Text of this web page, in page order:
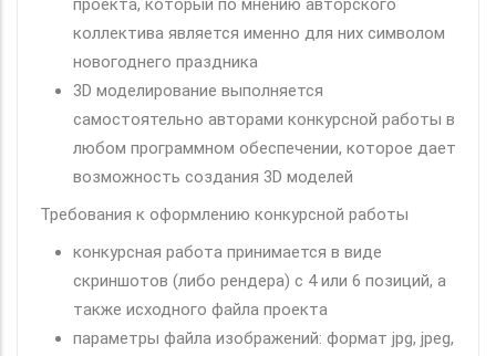
проекта, который по мнению авторского
коллектива является именно для них символом
новогоднего праздника
3D моделирование выполняется
самостоятельно авторами конкурсной работы в
любом программном обеспечении, которое дает
возможность создания 3D моделей
Требования к оформлению конкурсной работы
конкурсная работа принимается в виде
скриншотов (либо рендера) с 4 или 6 позиций, а
также исходного файла проекта
параметры файла изображений: формат jpg, jpeg,